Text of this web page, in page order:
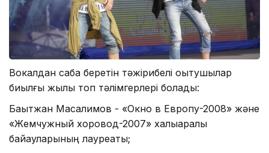
Вокалдан сабақ беретін тәжірибелі оқытушылар
биылғы жылы топ тәлімгерлері болады:
Бақытжан Масалимов - «Окно в Европу-2008» және
«Жемчужный хоровод-2007» халықаралық
байқауларының лауреаты;